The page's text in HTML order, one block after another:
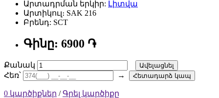
Արտադրման երկիր: Լիտվա
Արտիկուլ։ SAK 216
Բրենդ: SCT
Գինը: 6900 ֏
Քանակ Ավելացնել
Հեռ՝ → Հետադարձ կապ
0 կարծիքներ /Գրել կարծիքը